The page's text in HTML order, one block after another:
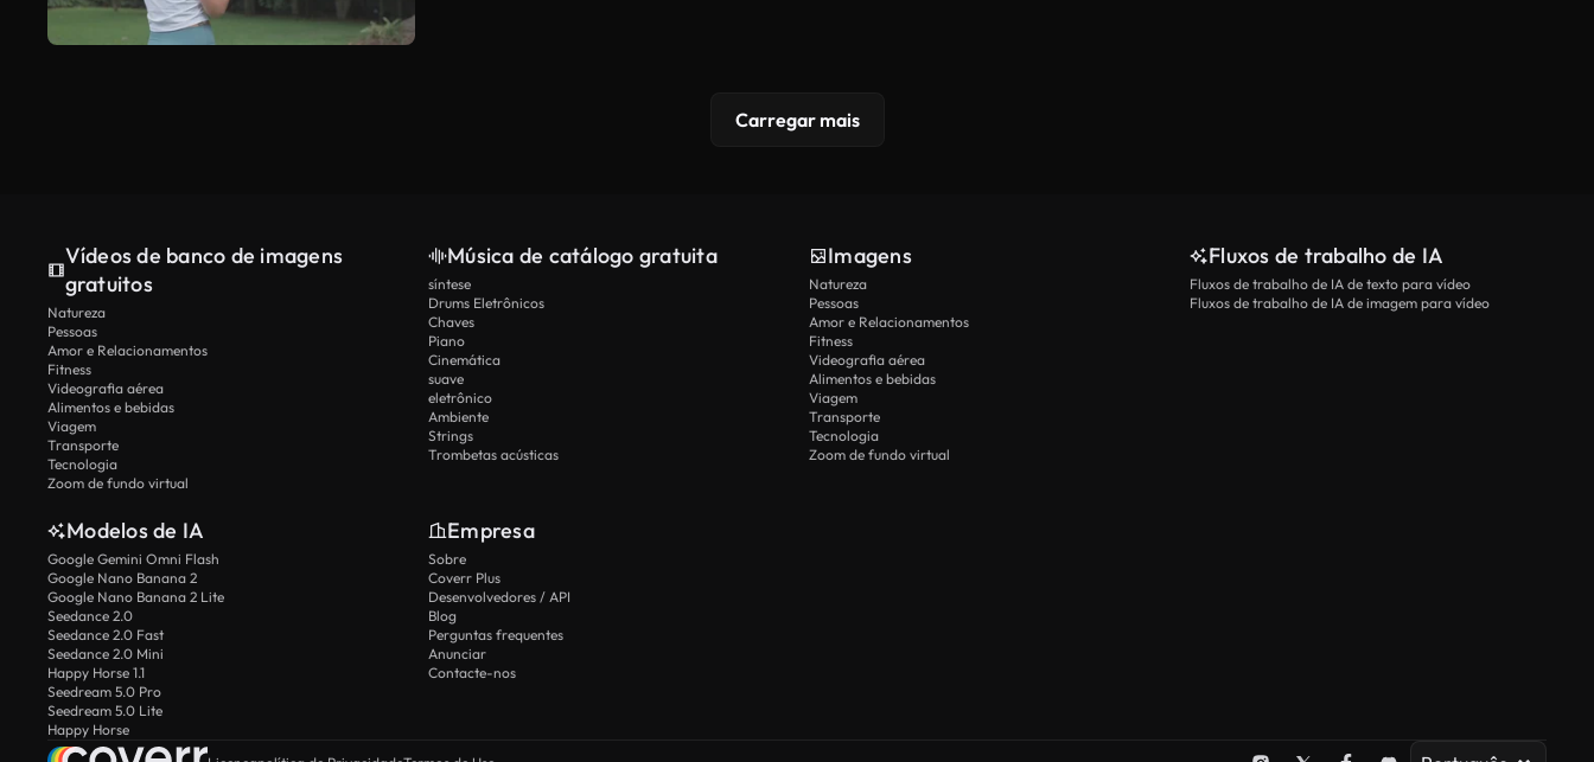
Carregar mais
Vídeos de banco de imagens
gratuitos
Natureza
Pessoas
Amor e Relacionamentos
Fitness
Videografia aérea
Alimentos e bebidas
Viagem
Transporte
Tecnologia
Zoom de fundo virtual
Música de catálogo gratuita
síntese
Drums Eletrônicos
Chaves
Piano
Cinemática
suave
eletrônico
Ambiente
Strings
Trombetas acústicas
Imagens
Natureza
Pessoas
Amor e Relacionamentos
Fitness
Videografia aérea
Alimentos e bebidas
Viagem
Transporte
Tecnologia
Zoom de fundo virtual
Fluxos de trabalho de IA
Fluxos de trabalho de IA de texto para vídeo
Fluxos de trabalho de IA de imagem para vídeo
Modelos de IA
Google Gemini Omni Flash
Google Nano Banana 2
Google Nano Banana 2 Lite
Seedance 2.0
Seedance 2.0 Fast
Seedance 2.0 Mini
Happy Horse 1.1
Seedream 5.0 Pro
Seedream 5.0 Lite
Happy Horse
Empresa
Sobre
Coverr Plus
Desenvolvedores / API
Blog
Perguntas frequentes
Anunciar
Contacte-nos